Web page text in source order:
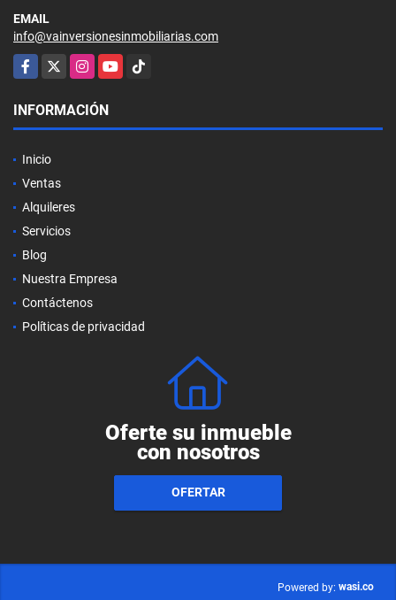
EMAIL
info@vainversionesinmobiliarias.com
Facebook
X InstagramYouTubeTikTok
INFORMACIÓN
Inicio
Ventas
Alquileres
Servicios
Blog
Nuestra Empresa
Contáctenos
Políticas de privacidad
Oferte su inmueble
con nosotros
OFERTAR
Powered by: wasi.co